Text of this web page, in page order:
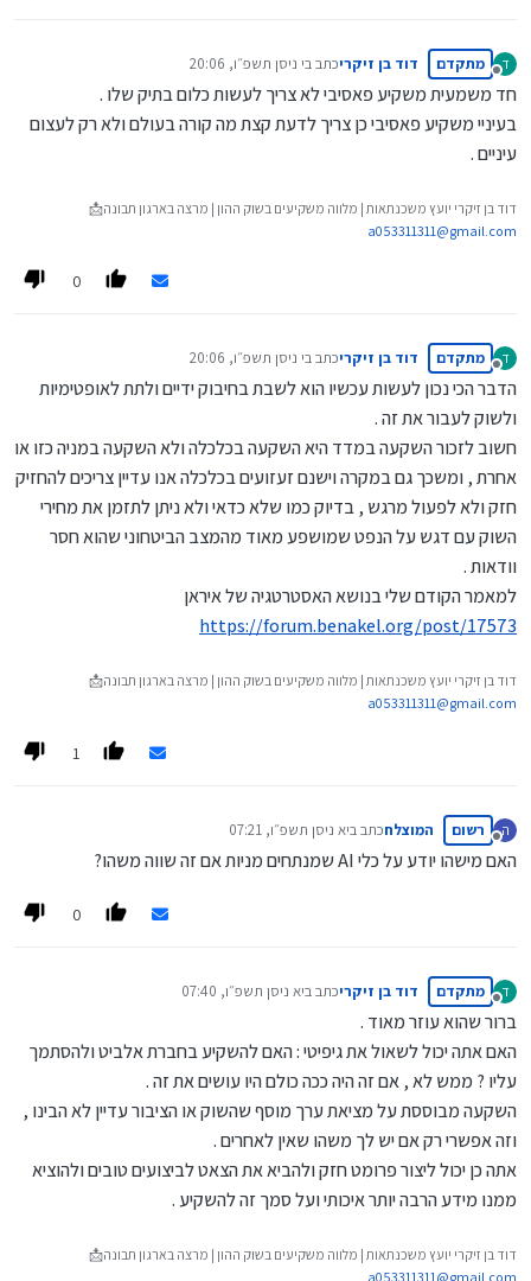
ד
מנותק
מתקדם דוד בן זיקריכתב בי ניסן תשפ״ו, 20:06
נערך לאחרונה על ידי
חד משמעית משקיע פאסיבי לא צריך לעשות כלום בתיק שלו .
בעיניי משקיע פאסיבי כן צריך לדעת קצת מה קורה בעולם ולא רק לעצום
עיניים .
דוד בן זיקרי יועץ משכנתאות | מלווה משקיעים בשוק ההון | מרצה בארגון תבונה📩
a053311311@gmail.com
0
ד
מנותק
מתקדם דוד בן זיקריכתב בי ניסן תשפ״ו, 20:06
נערך לאחרונה על ידי
הדבר הכי נכון לעשות עכשיו הוא לשבת בחיבוק ידיים ולתת לאופטימיות
ולשוק לעבור את זה .
חשוב לזכור השקעה במדד היא השקעה בכלכלה ולא השקעה במניה כזו או
אחרת , ומשכך גם במקרה וישנם זעזועים בכלכלה אנו עדיין צריכים להחזיק
חזק ולא לפעול מרגש , בדיוק כמו שלא כדאי ולא ניתן לתזמן את מחירי
השוק עם דגש על הנפט שמושפע מאוד מהמצב הביטחוני שהוא חסר
וודאות .
למאמר הקודם שלי בנושא האסטרטגיה של איראן
https://forum.benakel.org/post/17573
דוד בן זיקרי יועץ משכנתאות | מלווה משקיעים בשוק ההון | מרצה בארגון תבונה📩
a053311311@gmail.com
1
ה
מנותק
רשום המוצלחכתב ביא ניסן תשפ״ו, 07:21
נערך לאחרונה על ידי
האם מישהו יודע על כלי AI שמנתחים מניות אם זה שווה משהו?
0
ד
מנותק
מתקדם דוד בן זיקריכתב ביא ניסן תשפ״ו, 07:40
נערך לאחרונה על ידי
ברור שהוא עוזר מאוד .
האם אתה יכול לשאול את גיפיטי : האם להשקיע בחברת אלביט ולהסתמך
עליו ? ממש לא , אם זה היה ככה כולם היו עושים את זה .
השקעה מבוססת על מציאת ערך מוסף שהשוק או הציבור עדיין לא הבינו ,
וזה אפשרי רק אם יש לך משהו שאין לאחרים .
אתה כן יכול ליצור פרומט חזק ולהביא את הצאט לביצועים טובים ולהוציא
ממנו מידע הרבה יותר איכותי ועל סמך זה להשקיע .
דוד בן זיקרי יועץ משכנתאות | מלווה משקיעים בשוק ההון | מרצה בארגון תבונה📩
a053311311@gmail.com